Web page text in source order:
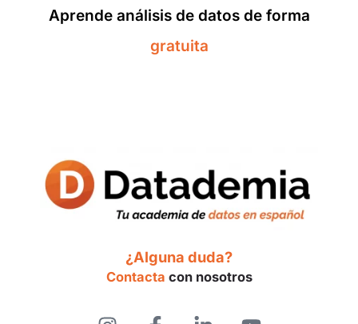
Aprende análisis de datos de forma
gratuita
¿Alguna duda?
Contacta con nosotros